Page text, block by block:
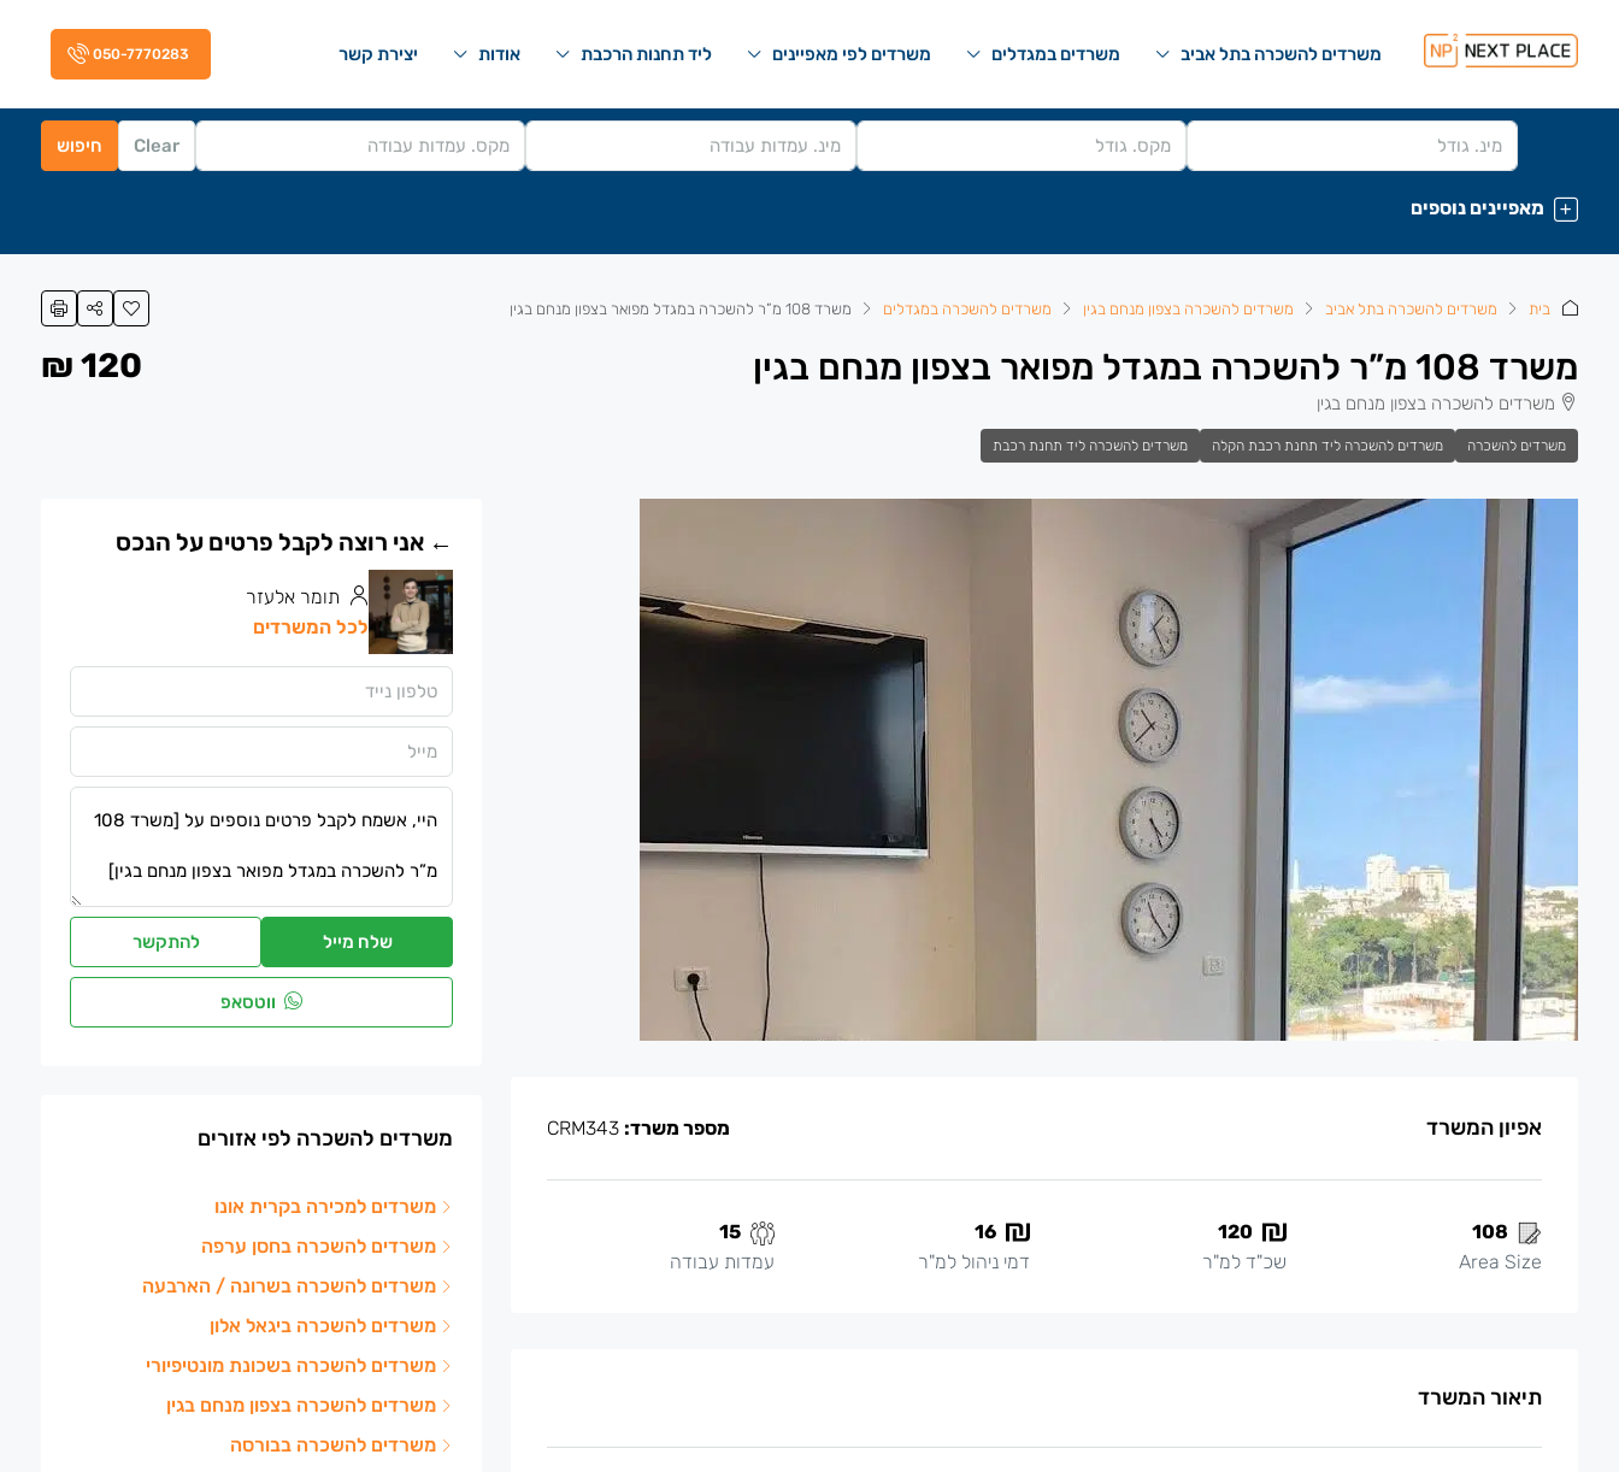
משרדים להשכרה בתל אביב משרדים במגדלים משרדים לפי מאפיינים ליד תחנות הרכבת אודות יצירת קשר 050-7770283
Clear חיפוש
מאפיינים נוספים
בית משרדים להשכרה בתל אביב משרדים להשכרה בצפון מנחם בגין משרדים להשכרה במגדלים משרד 108 מ”ר להשכרה במגדל מפואר בצפון מנחם בגין
משרד 108 מ”ר להשכרה במגדל מפואר בצפון מנחם בגין
משרדים להשכרה בצפון מנחם בגין
משרדים להשכרה משרדים להשכרה ליד תחנת רכבת הקלה משרדים להשכרה ליד תחנת רכבת
120 ₪
אפיון המשרד מספר משרד:
108
Area Size
120
שכ"ד למ"ר
16
דמי ניהול למ"ר
15
עמדות עבודה
תיאור המשרד
תומר אלעזר
לכל המשרדים
שלח מייל להתקשר
ווטסאפ
משרדים להשכרה לפי אזורים
משרדים למכירה בקרית אונו
משרדים להשכרה בחסן ערפה
משרדים להשכרה בשרונה / הארבעה
משרדים להשכרה ביגאל אלון
משרדים להשכרה בשכונת מונטיפיורי
משרדים להשכרה בצפון מנחם בגין
משרדים להשכרה בבורסה